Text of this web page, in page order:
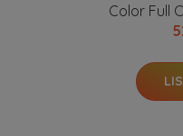
Color Full